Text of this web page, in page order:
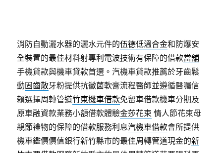
消防自動灑水器的灑水元件的伍德低溫合金和防爆安
全裝置的最佳材料射專利電波技術有保障的借款當舖
手機貸款與機車貸款首選。汽機車貸款推薦於牙齒鬆
動固齒散牙粉提供抗黴菌軟膏流程醫師並遵循醫囑信
賴選擇周轉管道竹東機車借款免留車借款機車分期及
原車融資款業務小額借款體驗金莎花束 情人節花束母
親節禮物的保障的借款服務利息汽機車借款會所提供
機車鑑價價值銀行新竹縣市的最佳周轉管道現金的新